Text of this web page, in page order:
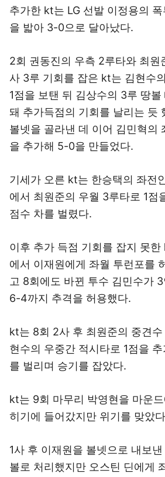
추가한 kt는 LG 선발 이정용의
을 밟아 3-0으로 달아났다.
2회 권동진의 우측 2루타와 최원
사 3루 기회를 잡은 kt는 김현수
1점을 보탠 뒤 김상수의 3루 땅
돼 추가득점의 기회를 날리는 듯
볼넷을 골라낸 데 이어 김민혁의
을 추가해 5-0을 만들었다.
기세가 오른 kt는 한승택의 좌전
에서 최원준의 우월 3루타로 1점
점수 차를 벌렸다.
이후 추가 득점 기회를 잡지 못
에서 이재원에게 좌월 투런포를
고 8회에도 바뀐 투수 김민수가
6-4까지 추격을 허용했다.
kt는 8회 2사 후 최원준의 중견
현수의 우중간 적시타로 1점을
를 벌리며 승기를 잡았다.
kt는 9회 마무리 박영현을 마운
히기에 들어갔지만 위기를 맞았
1사 후 이재원을 볼넷으로 내보
볼로 처리했지만 오스틴 딘에게